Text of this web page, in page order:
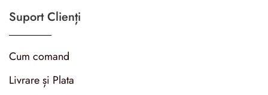
Suport Clienți
Cum comand
Livrare și Plata